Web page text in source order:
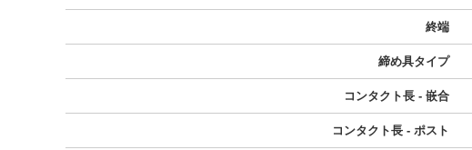
終端
締め具タイプ
コンタクト長 - 嵌合
コンタクト長 - ポスト